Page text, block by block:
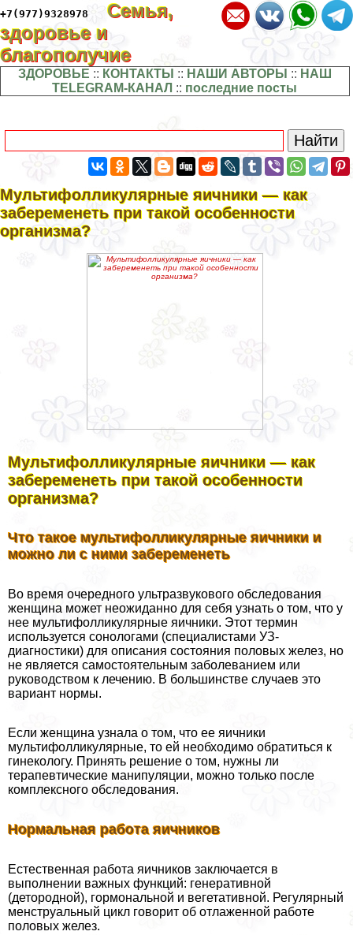
+7(977)9328978
Семья,
здоровье и
благополучие
ЗДОРОВЬЕ :: КОНТАКТЫ :: НАШИ АВТОРЫ :: НАШ
TELEGRAM-КАНАЛ :: последние посты
Мультифолликулярные яичники — как
забеременеть при такой особенности
организма?
Мультифолликулярные яичники — как
забеременеть при такой особенности
организма?
Что такое мультифолликулярные яичники и
можно ли с ними забеременеть
Во время очередного ультразвукового обследования
женщина может неожиданно для себя узнать о том, что у
нее мультифолликулярные яичники. Этот термин
используется сонологами (специалистами УЗ-
диагностики) для описания состояния половых желез, но
не является самостоятельным заболеванием или
руководством к лечению. В большинстве случаев это
вариант нормы.
Если женщина узнала о том, что ее яичники
мультифолликулярные, то ей необходимо обратиться к
гинекологу. Принять решение о том, нужны ли
терапевтические манипуляции, можно только после
комплексного обследования.
Нормальная работа яичников
Естественная работа яичников заключается в
выполнении важных функций: генеративной
(детородной), гормональной и вегетативной. Регулярный
менструальный цикл говорит об отлаженной работе
половых желез.